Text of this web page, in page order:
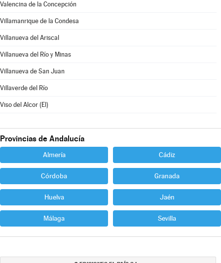
Valencina de la Concepción
Villamanrique de la Condesa
Villanueva del Ariscal
Villanueva del Río y Minas
Villanueva de San Juan
Villaverde del Río
Viso del Alcor (El)
Provincias de Andalucía
Almería Cádiz
Córdoba Granada
Huelva Jaén
Málaga Sevilla